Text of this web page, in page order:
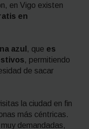
en Vigo existen
en
azul , que es
, permitiendo
de sacar
la ciudad en fin
más céntricas.
demandadas,